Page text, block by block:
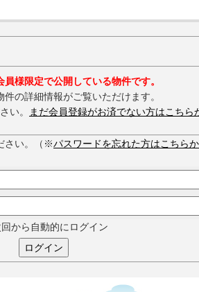
員様限定で公開している物件です。
件の詳細情報がご覧いただけます。
い。
まだ会員登録がお済でない方はこちら
さい。（※パスワードを忘れた方はこちら
から自動的にログイン
ログイン